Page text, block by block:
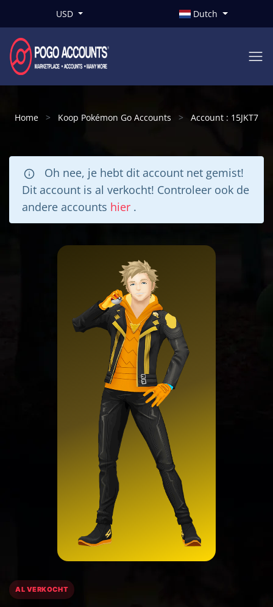
USD Dutch
Home Koop Pokémon Go Accounts Account : 15JKT7
Oh nee, je hebt dit account net gemist!
Dit account is al verkocht! Controleer ook de
andere accounts hier .
AL VERKOCHT